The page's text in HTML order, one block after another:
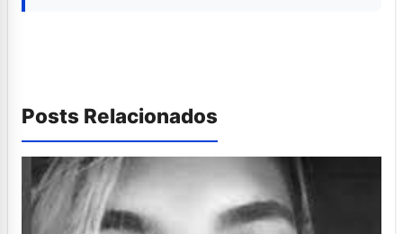
Posts Relacionados